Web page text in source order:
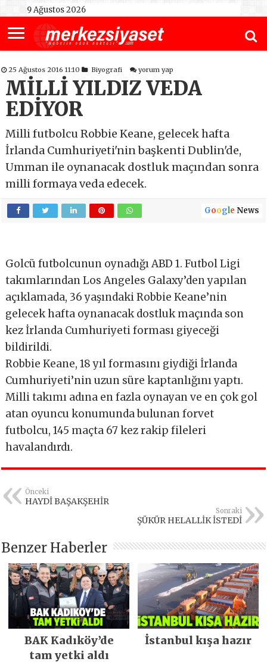
9 Ağustos 2026
25 Ağustos 2016 11:10 Biyografi yorum yap
MİLLİ YILDIZ VEDA
EDİYOR
Milli futbolcu Robbie Keane, gelecek hafta
İrlanda Cumhuriyeti'nin başkenti Dublin'de,
Umman ile oynanacak dostluk maçından sonra
milli formaya veda edecek.
Google News
Golcü futbolcunun oynadığı ABD 1. Futbol Ligi
takımlarından Los Angeles Galaxy’den yapılan
açıklamada, 36 yaşındaki Robbie Keane’nin
gelecek hafta oynanacak dostluk maçında son
kez İrlanda Cumhuriyeti forması giyeceği
bildirildi.
Robbie Keane, 18 yıl formasını giydiği İrlanda
Cumhuriyeti’nin uzun süre kaptanlığını yaptı.
Milli takımı adına en fazla oynayan ve en çok gol
atan oyuncu konumunda bulunan forvet
futbolcu, 145 maçta 67 kez rakip fileleri
havalandırdı.
Önceki
HAYDİ BAŞAKŞEHİR
Sonraki
ŞÜKÜR HELALLİK İSTEDİ
Benzer Haberler
BAK Kadıköy’de
tam yetki aldı
İstanbul kışa hazır